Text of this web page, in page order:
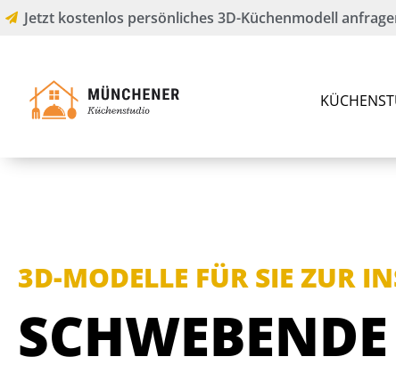
Jetzt kostenlos persönliches 3D-Küchenmodell
3D-MODELLE FÜR SIE ZUR